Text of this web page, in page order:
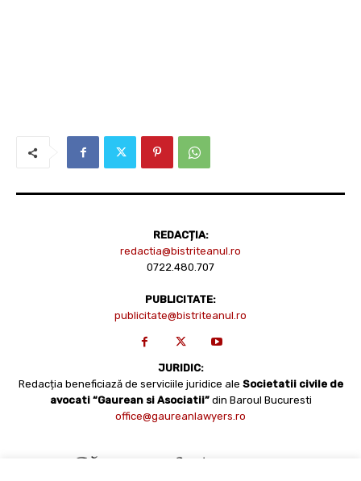
REDACȚIA:
redactia@bistriteanul.ro
0722.480.707
PUBLICITATE:
publicitate@bistriteanul.ro
JURIDIC:
Redacția beneficiază de serviciile juridice ale Societatii civile de
avocati “Gaurean si Asociatii” din Baroul Bucuresti
office@gaureanlawyers.ro